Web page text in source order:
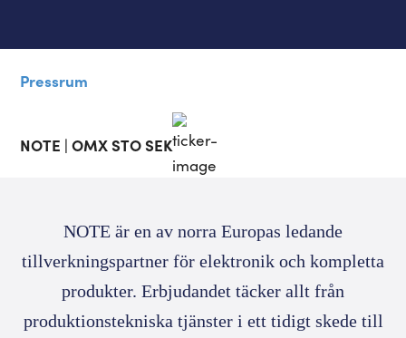
Pressrum
NOTE | OMX STO SEK
NOTE är en av norra Europas ledande
tillverkningspartner för elektronik och kompletta
produkter. Erbjudandet täcker allt från
produktionstekniska tjänster i ett tidigt skede till